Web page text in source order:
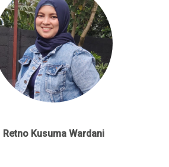
Retno Kusuma Wardani